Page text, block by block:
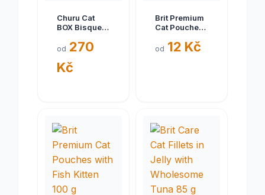
Churu Cat
BOX Bisque
od 270
Kč
Brit Premium
Cat Pouches
Sterilized 100
od 12 Kč